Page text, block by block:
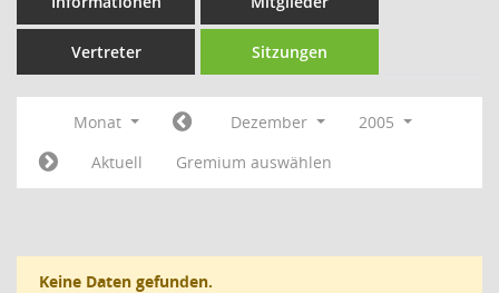
Vertreter Sitzungen
Monat Dezember
2005
Aktuell
Gremium auswählen
Keine Daten gefunden.